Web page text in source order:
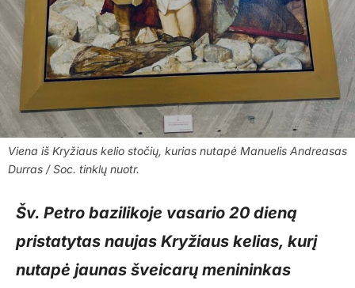
Viena iš Kryžiaus kelio stočių, kurias nutapė Manuelis Andreasas
Durras / Soc. tinklų nuotr.
Šv. Petro bazilikoje vasario 20 dieną
pristatytas naujas Kryžiaus kelias, kurį
nutapė jaunas šveicarų menininkas